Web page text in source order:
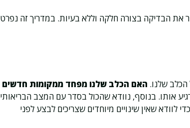
את הבדיקה בצורה חלקה וללא בעיות. במדריך זה נפרט
שלנו. האם הכלב שלנו מפחד ממקומות חדשים
אותו. בנוסף, נוודא שהכול בסדר עם המצב הבריאותי
שאין שינויים מיוחדים שצריכים לבצע לפני